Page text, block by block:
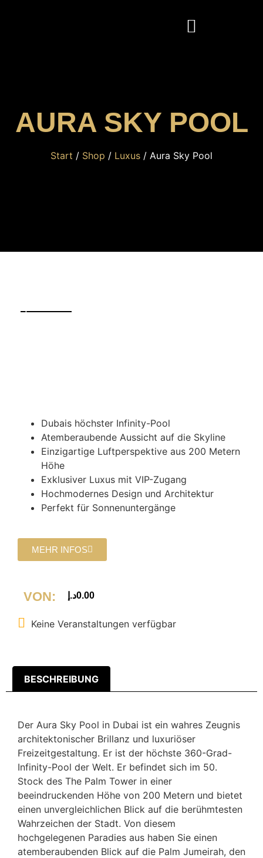
AURA SKY POOL
Start / Shop / Luxus / Aura Sky Pool
Dubais höchster Infinity-Pool
Atemberaubende Aussicht auf die Skyline
Einzigartige Luftperspektive aus 200 Metern
Höhe
Exklusiver Luxus mit VIP-Zugang
Hochmodernes Design und Architektur
Perfekt für Sonnenuntergänge
MEHR INFOS
VON: 0.00د.إ
Keine Veranstaltungen verfügbar
BESCHREIBUNG
Der Aura Sky Pool in Dubai ist ein wahres Zeugnis
architektonischer Brillanz und luxuriöser
Freizeitgestaltung. Er ist der höchste 360-Grad-
Infinity-Pool der Welt. Er befindet sich im 50.
Stock des The Palm Tower in einer
beeindruckenden Höhe von 200 Metern und bietet
einen unvergleichlichen Blick auf die berühmtesten
Wahrzeichen der Stadt. Von diesem
hochgelegenen Paradies aus haben Sie einen
atemberaubenden Blick auf die Palm Jumeirah, den